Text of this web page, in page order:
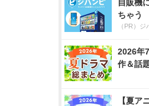
自販機
ちゃう
（PR）ジ
2026年
作＆話
【夏ア